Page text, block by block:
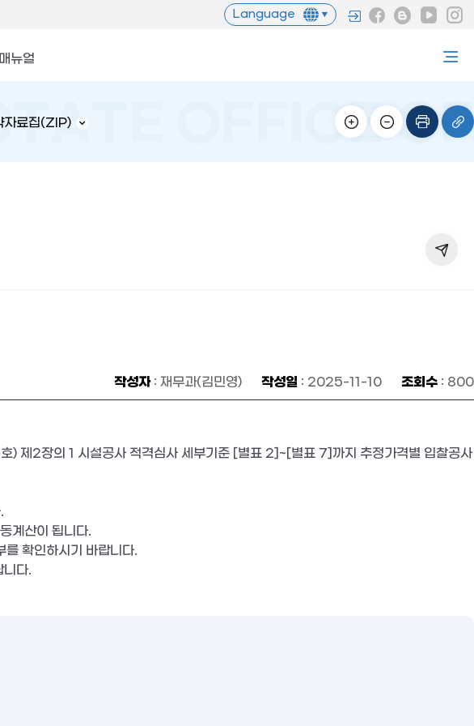
Language
뉴얼
자료집(ZIP)
작성자: 재무과(김민영) 작성일 : 2025-11-10 조회수 : 800
) 제2장의 1 시설공사 적격심사 세부기준 [별표 2]~[별표 7]까지 추정가격별 입찰공사
계산이 됩니다.
확인하시기 바랍니다.
다.